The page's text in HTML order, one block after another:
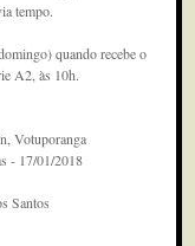
tempo.
quando recebe o
A2, às 10h.
Votuporanga
- 17/01/2018
Santos